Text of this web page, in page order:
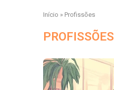
Início » Profissões
PROFISSÕES